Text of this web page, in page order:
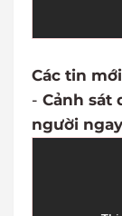
Các tin
- Cảnh sát
người